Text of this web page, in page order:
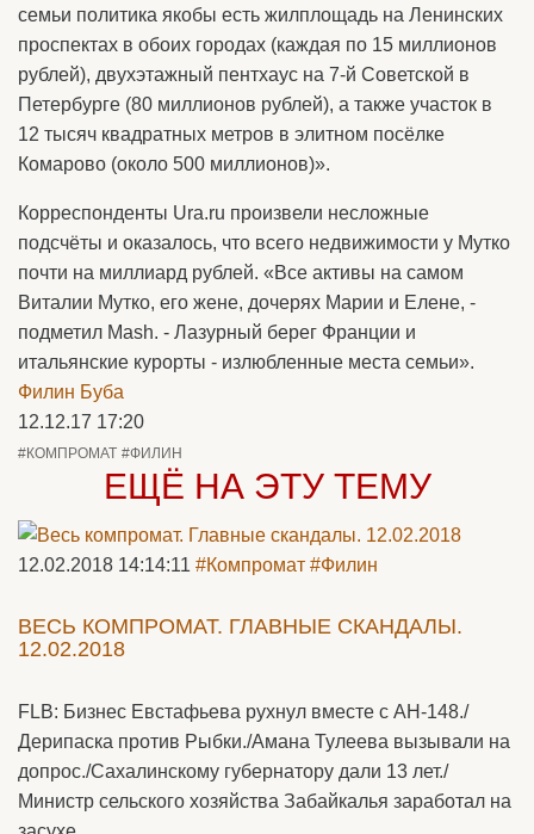
семьи политика якобы есть жилплощадь на Ленинских
проспектах в обоих городах (каждая по 15 миллионов
рублей), двухэтажный пентхаус на 7-й Советской в
Петербурге (80 миллионов рублей), а также участок в
12 тысяч квадратных метров в элитном посёлке
Комарово (около 500 миллионов)».
Корреспонденты Ura.ru произвели несложные
подсчёты и оказалось, что всего недвижимости у Мутко
почти на миллиард рублей. «Все активы на самом
Виталии Мутко, его жене, дочерях Марии и Елене, -
подметил Mash. - Лазурный берег Франции и
итальянские курорты - излюбленные места семьи».
Филин Буба
12.12.17 17:20
#КОМПРОМАТ #ФИЛИН
ЕЩЁ НА ЭТУ ТЕМУ
12.02.2018 14:14:11 #Компромат #Филин
ВЕСЬ КОМПРОМАТ. ГЛАВНЫЕ СКАНДАЛЫ.
12.02.2018
FLB: Бизнес Евстафьева рухнул вместе с АН-148./
Дерипаска против Рыбки./Амана Тулеева вызывали на
допрос./Сахалинскому губернатору дали 13 лет./
Министр сельского хозяйства Забайкалья заработал на